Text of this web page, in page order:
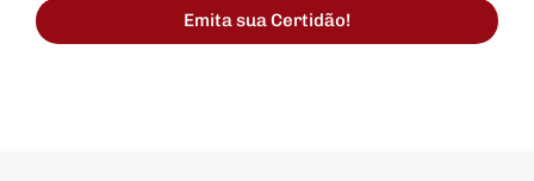
Emita sua Certidão!